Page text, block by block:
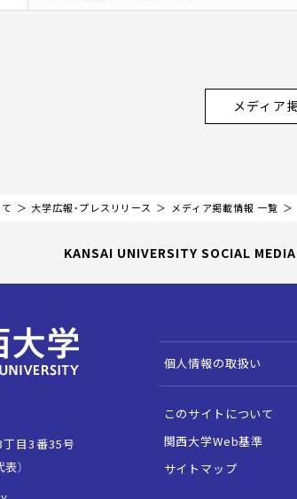
メディア
大学広報・プレスリリース メディア掲載情報 一覧
KANSAI UNIVERSITY SOCIAL MEDIA
個人情報の取扱い
このサイトについて
関西大学Web基準
サイトマップ
目3番35号
）